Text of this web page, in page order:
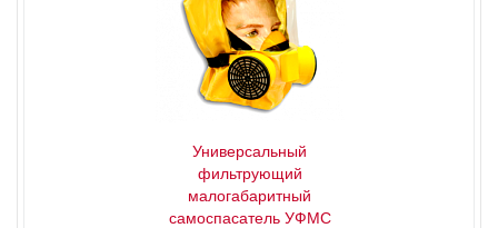
Универсальный
фильтрующий
малогабаритный
самоспасатель УФМС